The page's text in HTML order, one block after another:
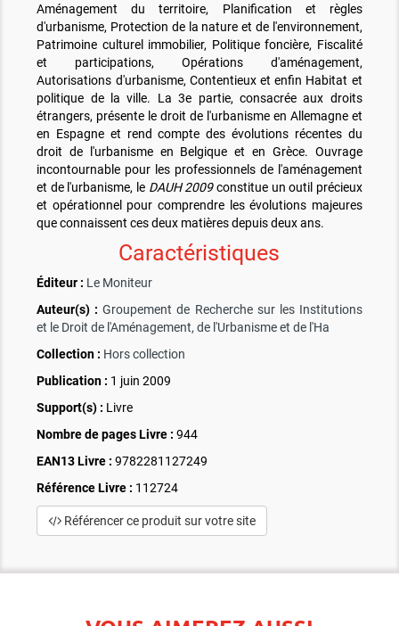
Aménagement du territoire, Planification et règles
d'urbanisme, Protection de la nature et de l'environnement,
Patrimoine culturel immobilier, Politique foncière, Fiscalité
et participations, Opérations d'aménagement,
Autorisations d'urbanisme, Contentieux et enfin Habitat et
politique de la ville. La 3e partie, consacrée aux droits
étrangers, présente le droit de l'urbanisme en Allemagne et
en Espagne et rend compte des évolutions récentes du
droit de l'urbanisme en Belgique et en Grèce. Ouvrage
incontournable pour les professionnels de l'aménagement
et de l'urbanisme, le DAUH 2009constitue un outil précieux
et opérationnel pour comprendre les évolutions majeures
que connaissent ces deux matières depuis deux ans.
Caractéristiques
Éditeur : Le Moniteur
Auteur(s) : Groupement de Recherche sur les Institutions
et le Droit de l'Aménagement, de l'Urbanisme et de l'Ha
Collection : Hors collection
Publication : 1 juin 2009
Support(s) : Livre
Nombre de pages Livre : 944
EAN13 Livre : 9782281127249
Référence Livre : 112724
Référencer ce produit sur votre site